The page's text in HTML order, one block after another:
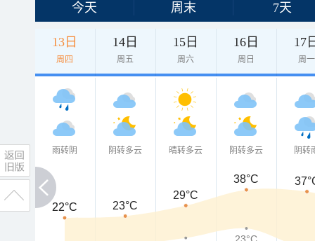
今天 周末 7天
13日
周四
14日
周五
15日
周六
16日
周日
17
周一
雨转阴 阴转多云 晴转多云 阴转多云 阴转
22°C
22°C 23°C
29°C
38°C